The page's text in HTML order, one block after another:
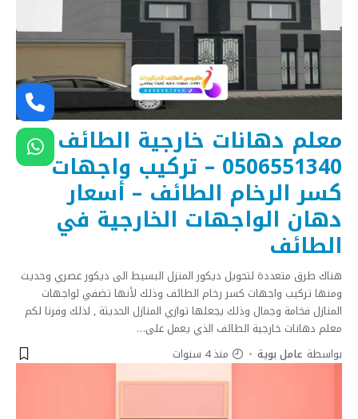
معلم دهانات خارجية الطائف
0506551340 – تركيب واجهات
كسر الرخام الطائف – أسعار
دهان الواجهات الخارجية في
الطائف
هناك طرق متعددة لتحويل ديكور المنزل البسيط الى ديكور عصري وحديث
ومنها تركيب واجهات كسر رخام الطائف وذلك لأنها تضفي لواجهات
المنازل فخامة وجمال وذلك يجعلها توازي المنازل الحديثة , لذلك وفرنا لكم
معلم دهانات خارجية الطائف الذي يعمل على…
بواسطة عامل بوية منذ 4 سنوات